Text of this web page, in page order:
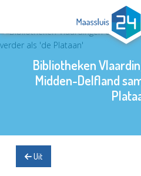
Bibliotheken
Midden-Delfland
Uit